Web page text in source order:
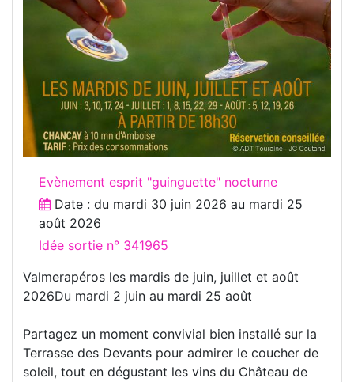
Evènement esprit "guinguette" nocturne
Date : du mardi 30 juin 2026 au mardi 25
août 2026
Idée sortie n° 341965
Valmerapéros les mardis de juin, juillet et août
2026Du mardi 2 juin au mardi 25 août
Partagez un moment convivial bien installé sur la
Terrasse des Devants pour admirer le coucher de
soleil, tout en dégustant les vins du Château de